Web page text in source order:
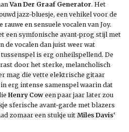
Van Der Graaf Generator. Het
jazz-bluesje, een vehikel voor de
en sensuele vocalen van Joy.
een symfonische avant-prog stijl met
de vocalen dan juist weer wat
is erg onheilspellend. De
door het sterke, melancholisch
mag die vette elektrische gitaar
erg intense samenspel waarin dat
Henry Cow een paar jaar later zou
sferische avant-garde met blazers
zomaar een stukje uit Miles Davis‘